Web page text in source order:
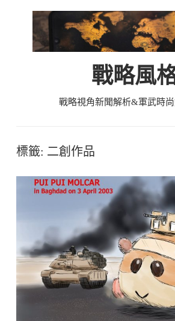
戰略風
戰略視角新聞解析&軍武時
標籤: 二創作品